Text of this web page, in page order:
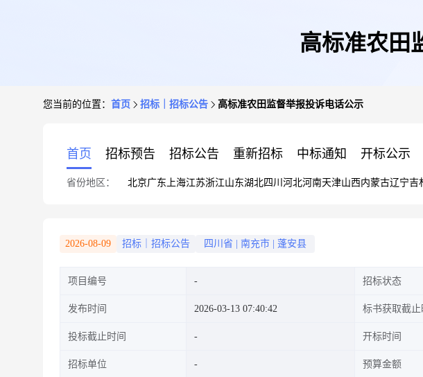
高标准农田
您当前的位置： 首页 招标｜招标公告 高标准农田监督举报投诉电话公示
首页 招标预告 招标公告 重新招标 中标通知 开标公示
省份地区： 北京广东 上海江苏浙江山东湖北四川 河北河南天津山西内蒙古辽宁吉
2026-08-09 招标｜招标公告 四川省 南充市 蓬安县
项目编号 招标状态
发布时间 2026-03-13 07:40:42 标书获取截止
投标截止时间 开标时间
招标单位 预算金额